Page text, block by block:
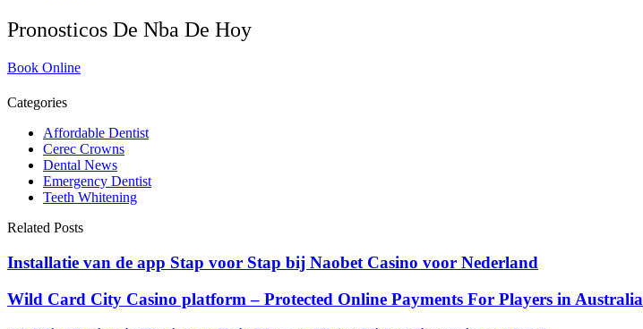
Pronosticos De Nba De Hoy
Book Online
Categories
Affordable Dentist
Cerec Crowns
Dental News
Emergency Dentist
Teeth Whitening
Related Posts
Installatie van de app Stap voor Stap bij Naobet Casino voor Nederland
Wild Card City Casino platform – Protected Online Payments For Players in Australia